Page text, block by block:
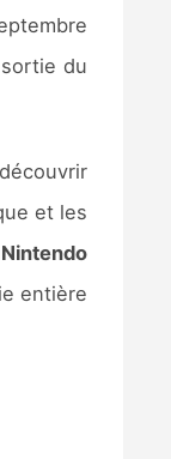
du
et les
Nintendo
entière